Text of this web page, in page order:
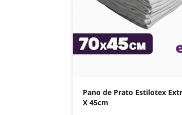
Pano de Prato Estilotex
X 45cm